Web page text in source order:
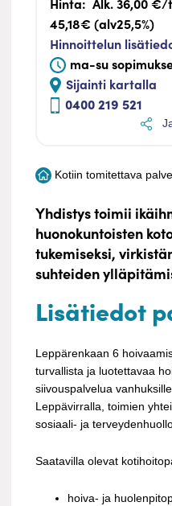
45,18€ (alv25,5%)
Hinnoittelun
ma-su
Sijainti kartalla
0400 219 521
Kotiin tomitettava
Yhdistys toimii
huonokuntoisten
tukemiseksi,
suhteiden
Lisätiedot
Leppärenkaan 6
turvallista ja luotettavaa
siivouspalvelua
Leppävirralla, toimien
sosiaali- ja
Saatavilla olevat
hoiva- ja